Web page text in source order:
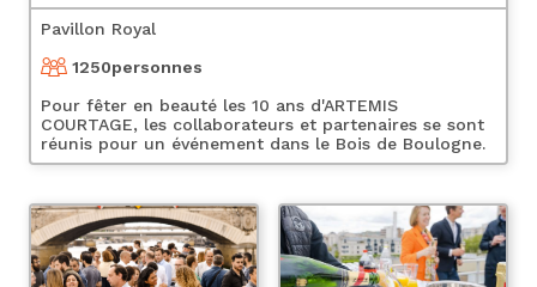
Pavillon Royal
1250personnes
Pour fêter en beauté les 10 ans d'ARTEMIS
COURTAGE, les collaborateurs et partenaires se sont
réunis pour un événement dans le Bois de Boulogne.